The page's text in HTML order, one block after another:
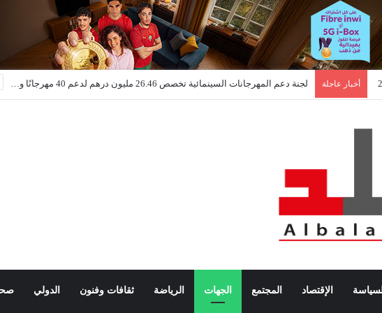
أخبار عاجلة ولاية أمن مراكش: توقيف شخص للاشتباه في ابتزاز سائحين وممارسة الإرشاد السياحي دون ترخيص
الإقتصاد المجتمع الجهات الرياضة ثقافات وفنون الدولي